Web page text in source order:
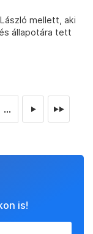
mellett, aki
állapotára tett
... ► ►►
is!